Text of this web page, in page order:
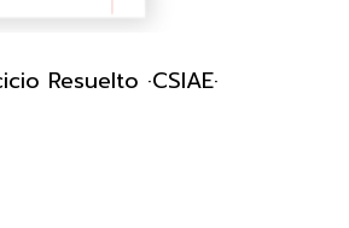
Resuelto ·CSIAE·